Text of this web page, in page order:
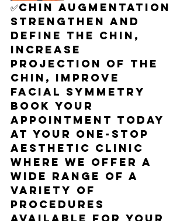
✅Chin augmentation
strengthen and
define the chin,
increase
projection of the
chin, improve
facial symmetry
Book your
appointment today
at your one-stop
aesthetic clinic
where we offer a
wide range of a
variety of
procedures